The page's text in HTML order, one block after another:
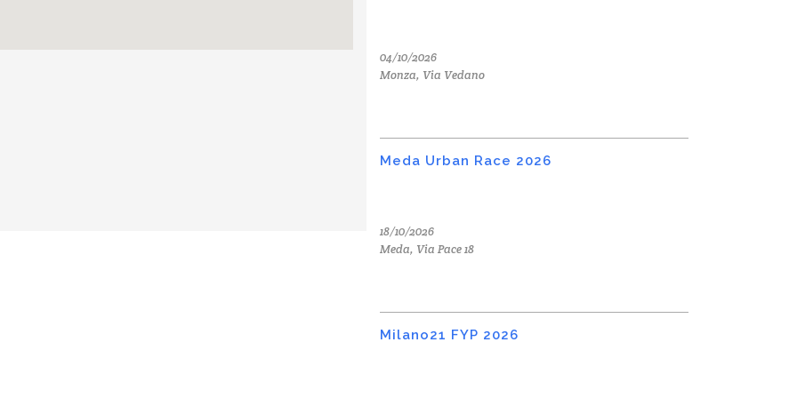
04/10/2026
Monza, Via Vedano
Meda Urban Race 2026
18/10/2026
Meda, Via Pace 18
Milano21 FYP 2026